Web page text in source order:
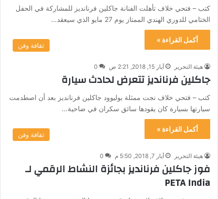
كتب – فتحي خلاف تأهلت الفنانة جاكلين فرنانديز للمشاركة في الحفل
الختامي للدوري الهندي الممتاز يوم 27 مايو الذي سيعقد…
أكمل القراءة »
ثقافة وفن
هيئة التحرير أيار 15, 2018, 2:21 ص 0
جاكلين فرنانديز تتعرض لحادث سيارة
كتب – فتحي خلاف نجت ممثلة بوليوود جاكلين فرنانديز بعد أن اصطدمت
سيارتها بسيارة كان يقودها سائق سكران في ضاحية…
أكمل القراءة »
ثقافة وفن
هيئة التحرير أيار 7, 2018, 5:50 م 0
فوز جاكلين فرنانديز بجائزة النشاط الرقمي لـ
PETA India